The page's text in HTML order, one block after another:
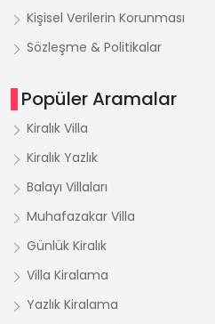
Kişisel Verilerin Korunması
Sözleşme & Politikalar
Popüler Aramalar
Kiralık Villa
Kiralık Yazlık
Balayı Villaları
Muhafazakar Villa
Günlük Kiralık
Villa Kiralama
Yazlık Kiralama